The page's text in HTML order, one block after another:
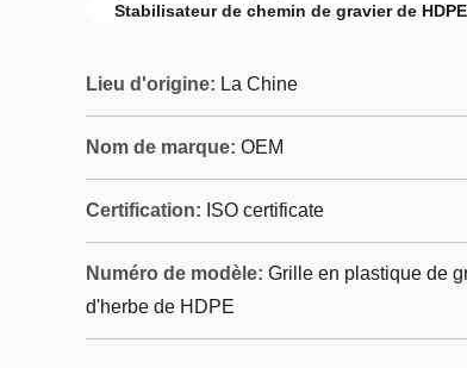
Stabilisateur de chemin de gravier de HDPE
Lieu d'origine: La Chine
Nom de marque: OEM
Certification: ISO certificate
Numéro de modèle: Grille en plastique de
d'herbe de HDPE